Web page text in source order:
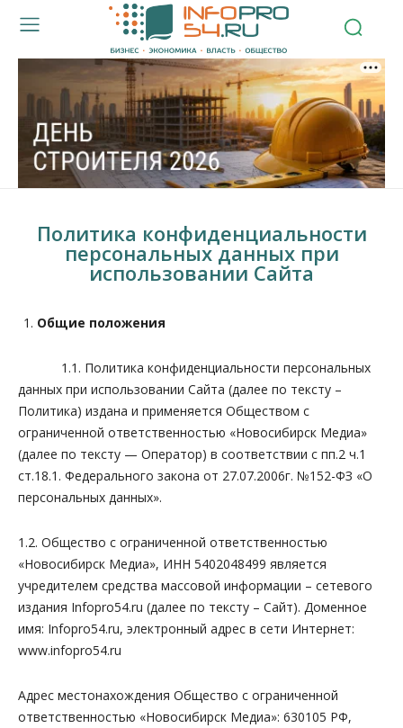
Политика конфиденциальности
персональных данных при
использовании Сайта
Общие положения
1.1. Политика конфиденциальности персональных
данных при использовании Сайта (далее по тексту –
Политика) издана и применяется Обществом с
ограниченной ответственностью «Новосибирск Медиа»
(далее по тексту — Оператор) в соответствии с пп.2 ч.1
ст.18.1. Федерального закона от 27.07.2006г. №152-ФЗ «О
персональных данных».
1.2. Общество с ограниченной ответственностью
«Новосибирск Медиа», ИНН 5402048499 является
учредителем средства массовой информации – сетевого
издания Infopro54.ru (далее по тексту – Сайт). Доменное
имя: Infopro54.ru, электронный адрес в сети Интернет:
www.infopro54.ru
Адрес местонахождения Общество с ограниченной
ответственностью «Новосибирск Медиа»: 630105 РФ,